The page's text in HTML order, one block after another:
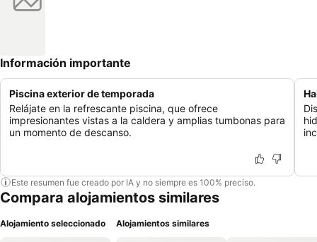
Información importante
Piscina exterior de temporada
Relájate en la refrescante piscina, que ofrece
impresionantes vistas a la caldera y amplias tumbonas para
un momento de descanso.
Este resumen fue creado por IA y no siempre es 100% preciso.
Compara alojamientos similares
Alojamiento seleccionado Alojamientos similares